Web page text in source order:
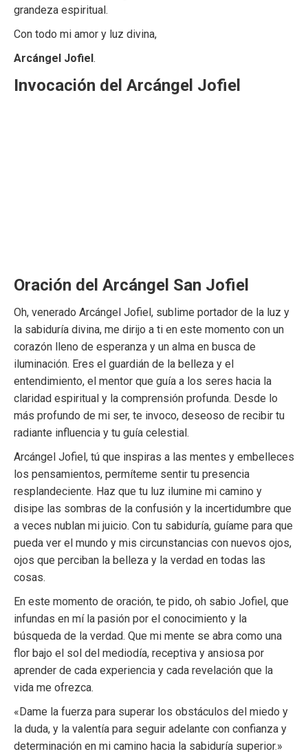
grandeza espiritual.
Con todo mi amor y luz divina,
Arcángel Jofiel.
Invocación del Arcángel Jofiel
Oración del Arcángel San Jofiel
Oh, venerado Arcángel Jofiel, sublime portador de la luz y
la sabiduría divina, me dirijo a ti en este momento con un
corazón lleno de esperanza y un alma en busca de
iluminación. Eres el guardián de la belleza y el
entendimiento, el mentor que guía a los seres hacia la
claridad espiritual y la comprensión profunda. Desde lo
más profundo de mi ser, te invoco, deseoso de recibir tu
radiante influencia y tu guía celestial.
Arcángel Jofiel, tú que inspiras a las mentes y embelleces
los pensamientos, permíteme sentir tu presencia
resplandeciente. Haz que tu luz ilumine mi camino y
disipe las sombras de la confusión y la incertidumbre que
a veces nublan mi juicio. Con tu sabiduría, guíame para que
pueda ver el mundo y mis circunstancias con nuevos ojos,
ojos que perciban la belleza y la verdad en todas las
cosas.
En este momento de oración, te pido, oh sabio Jofiel, que
infundas en mí la pasión por el conocimiento y la
búsqueda de la verdad. Que mi mente se abra como una
flor bajo el sol del mediodía, receptiva y ansiosa por
aprender de cada experiencia y cada revelación que la
vida me ofrezca.
«Dame la fuerza para superar los obstáculos del miedo y
la duda, y la valentía para seguir adelante con confianza y
determinación en mi camino hacia la sabiduría superior.»